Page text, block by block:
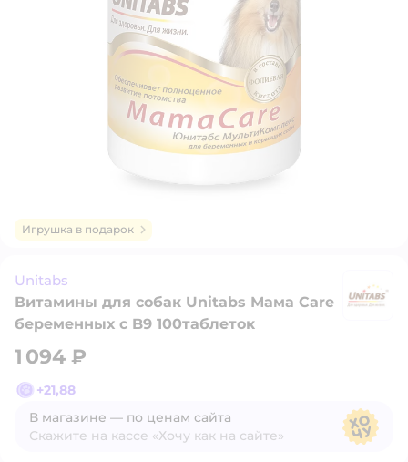
Игрушка в подарок
Unitabs
Витамины для собак Unitabs Мама Care
беременных c B9 100таблеток
1 094 ₽
+21,88
В магазине — по ценам сайта
Скажите на кассе «Хочу как на сайте»